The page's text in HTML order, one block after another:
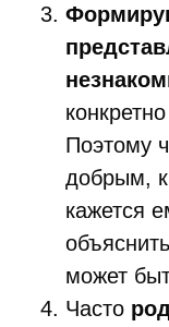
Поэтому
добрым,
кажется
может
Часто